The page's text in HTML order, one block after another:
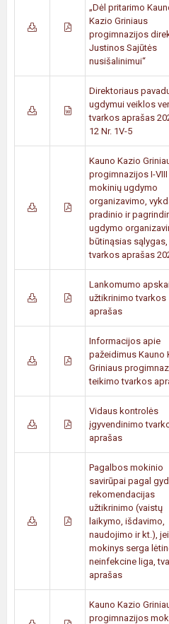
„Dėl pritarimo
Kazio Griniaus
progimnazijos
Justinos Sajūtės
nusišalinimui“
Direktoriaus
ugdymui veiklos
tvarkos aprašas
12 Nr. 1V-5
Kauno Kazio
progimnazijos I-
mokinių ugdymo
organizavimo,
pradinio ir
ugdymo
būtinąsias sąlygas,
tvarkos aprašas
Lankomumo
užtikrinimo tvarkos
aprašas
Informacijos apie
pažeidimus Kauno
Griniaus
teikimo tvarkos
Vidaus kontrolės
įgyvendinimo
aprašas
Pagalbos mokinio
savirūpai pagal
rekomendacijas
užtikrinimo (vaistų
laikymo, išdavimo,
naudojimo ir kt.),
mokinys serga
neinfekcine liga,
aprašas
Kauno Kazio
progimnazijos